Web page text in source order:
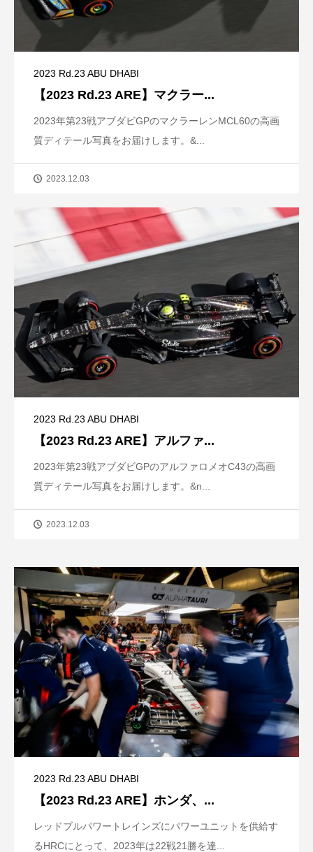
2023 Rd.23 ABU DHABI
【2023 Rd.23 ARE】マクラー...
2023年第23戦アブダビGPのマクラーレンMCL60の高画
質ディテール写真をお届けします。&...
2023.12.03
2023 Rd.23 ABU DHABI
【2023 Rd.23 ARE】アルファ...
2023年第23戦アブダビGPのアルファロメオC43の高画
質ディテール写真をお届けします。&n...
2023.12.03
2023 Rd.23 ABU DHABI
【2023 Rd.23 ARE】ホンダ、...
レッドブルパワートレインズにパワーユニットを供給す
るHRCにとって、2023年は22戦21勝を達...